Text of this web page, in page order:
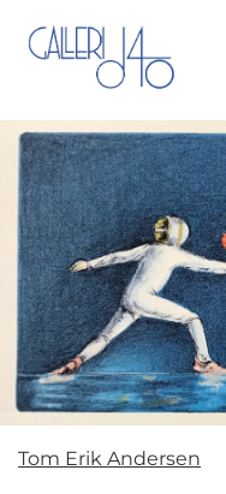
Tom Erik Andersen